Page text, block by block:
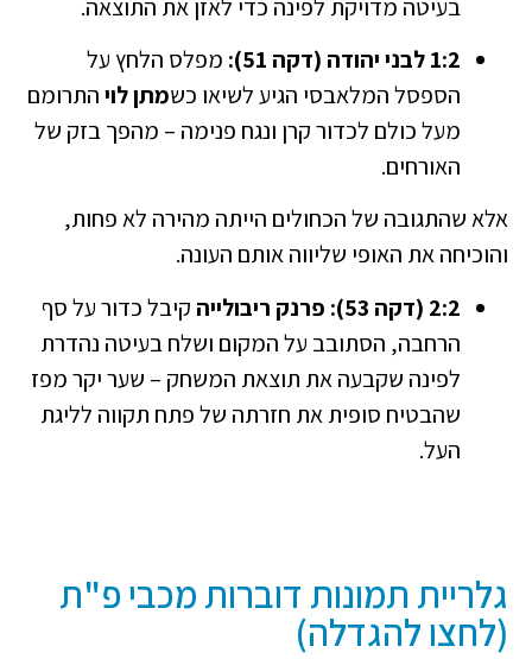
בעיטה מדויקת לפינה כדי לאזן את התוצאה.
1:2 לבני יהודה (דקה 51):
מפלס הלחץ על
הספסל המלאבסי הגיע לשיאו כשמתן לויהתרומם
מעל כולם לכדור קרן ונגח פנימה – מהפך בזק של
האורחים.
אלא שהתגובה של הכחולים הייתה מהירה לא פחות,
והוכיחה את האופי שליווה אותם העונה.
2:2 (דקה 53):
פרנק ריבולייה קיבל כדור על סף
הרחבה, הסתובב על המקום ושלח בעיטה נהדרת
לפינה שקבעה את תוצאת המשחק – שער יקר מפז
שהבטיח סופית את חזרתה של פתח תקווה לליגת
העל.
גלריית תמונות דוברות מכבי פ"ת
(לחצו להגדלה)